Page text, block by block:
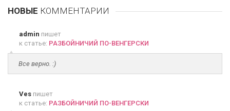
НОВЫЕ КОММЕНТАРИИ
admin пишет
к статье: РАЗБОЙНИЧИЙ ПО-ВЕНГЕРСКИ
Все верно. :)
Ves пишет
к статье: РАЗБОЙНИЧИЙ ПО-ВЕНГЕРСКИ